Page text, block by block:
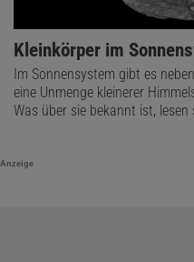
Kleinkörper im
Im Sonnensystem gibt es
eine Unmenge kleinerer
Was über sie bekannt ist,
Anzeige